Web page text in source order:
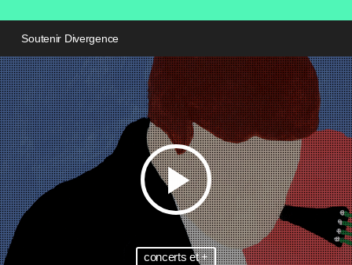
Soutenir Divergence
play_arrow
concerts et +